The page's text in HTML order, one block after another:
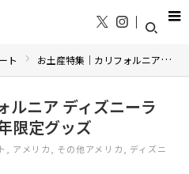
ト お土産特集｜カリフォルニア ディズニーランド・リゾート70周年限定グッズ
ルニア ディズニーラ
限定グッズ
アメリカ その他アメリカ
ディズニ